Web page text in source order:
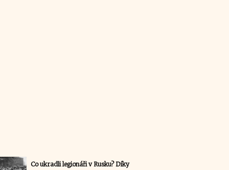
Co ukradli legionáři v Rusku? Díky